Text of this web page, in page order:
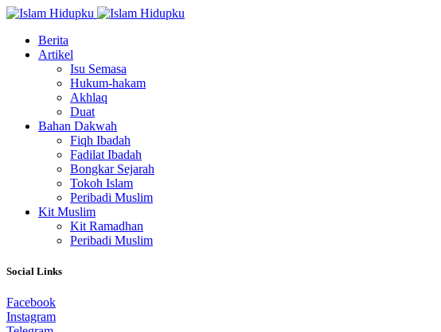
Berita
Artikel
Isu Semasa
Hukum-hakam
Akhlaq
Duat
Bahan Dakwah
Fiqh Ibadah
Fadilat Ibadah
Bongkar Sejarah
Tokoh Islam
Peribadi Muslim
Kit Muslim
Kit Ramadhan
Peribadi Muslim
Social Links
Facebook
Instagram